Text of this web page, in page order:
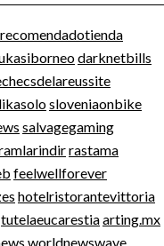
darknetbills
sloveniaonbike
salvagegaming
rastama
feelwellforever
hotelristorantevittoria
tutelaeucarestiaarting.mx
worldnewswave